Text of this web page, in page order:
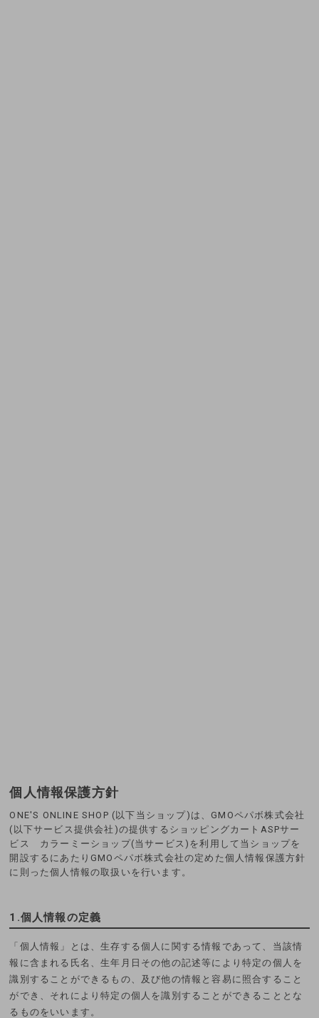
個人情報保護方針
ONE'S ONLINE SHOP (以下当ショップ)は、 GMOペパボ株式会社
(以下サービス提供会社)の提供するショッピングカートASPサー
ビス
カラーミーショップ(当サービス)を利用して当ショップを
開設するにあたりGMOペパボ株式会社の定めた 個人情報保護方針
に則った個人情報の取扱いを行います。
1.個人情報の定義
「個人情報」とは、生存する個人に関する情報であって、当該情
報に含まれる氏名、生年月日その他の記述等により特定の個人を
識別することができるもの、及び他の情報と容易に照合すること
ができ、それにより特定の個人を識別することができることとな
るものをいいます。